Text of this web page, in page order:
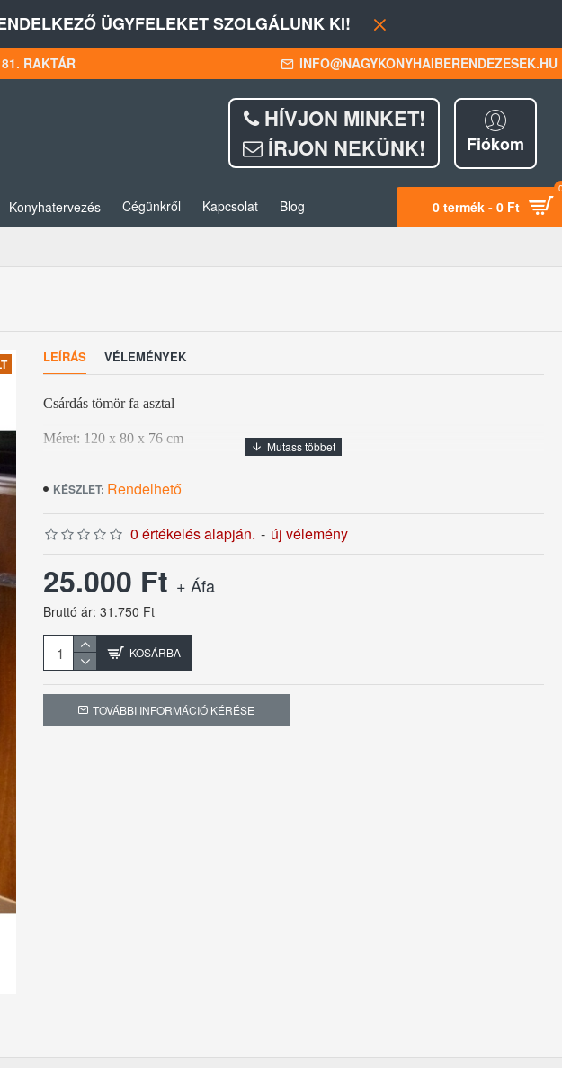
ÜGYFELEKET SZOLGÁLUNK KI!
RAKTÁR INFO@NAGYKONYHAIBERENDEZESEK.HU
HÍVJON MINKET!
ÍRJON NEKÜNK!
Fiókom
Konyhatervezés Cégünkről Kapcsolat Blog 0 termék - 0 Ft
LEÍRÁS VÉLEMÉNYEK
Csárdás tömör fa asztal
Méret: 120 x 80 x 76 cm
Az ár 1 darabra értendő!
KÉSZLET: Rendelhető
0 értékelés alapján. - új vélemény
25.000 Ft + Áfa
Bruttó ár: 31.750 Ft
KOSÁRBA
TOVÁBBI INFORMÁCIÓ KÉRÉSE